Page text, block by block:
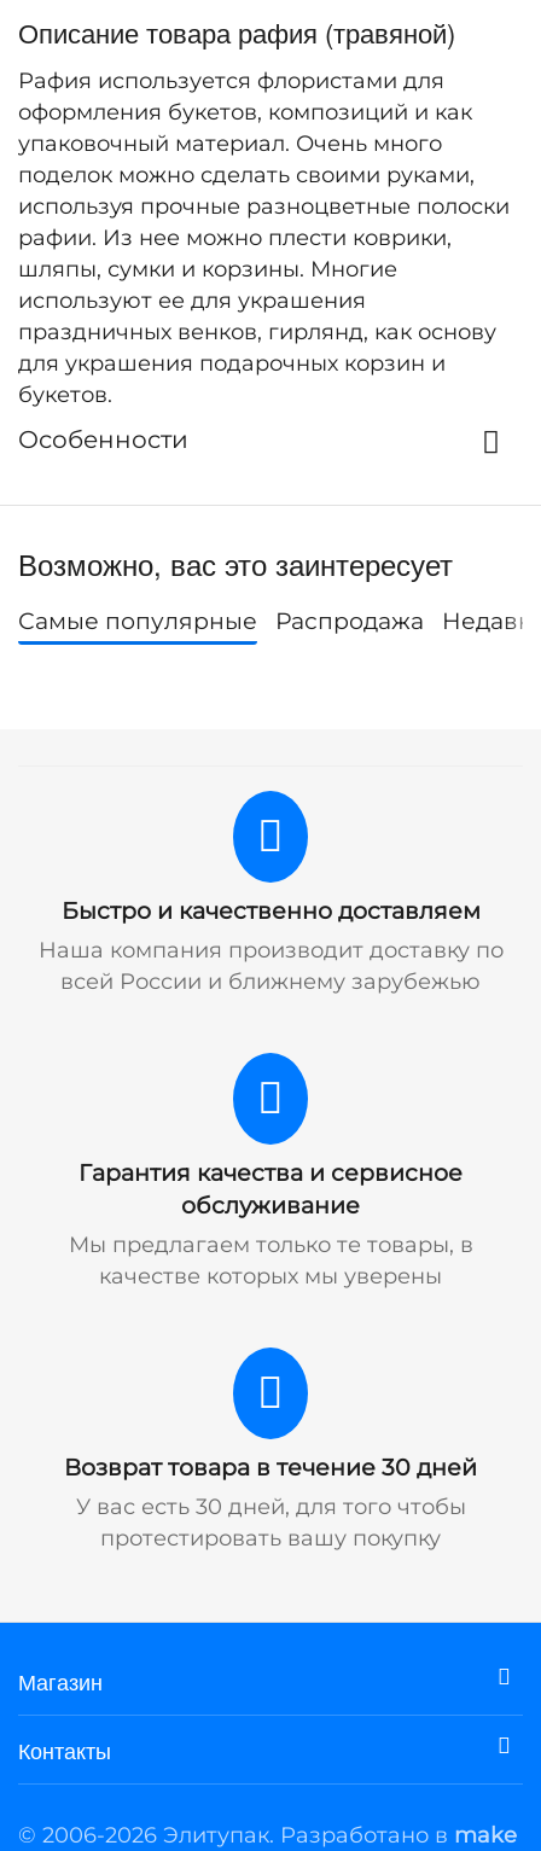
Описание товара рафия (травяной)
Рафия используется флористами для
оформления букетов, композиций и как
упаковочный материал. Очень много
поделок можно сделать своими руками,
используя прочные разноцветные полоски
рафии. Из нее можно плести коврики,
шляпы, сумки и корзины. Многие
используют ее для украшения
праздничных венков, гирлянд, как основу
для украшения подарочных корзин и
букетов.
Особенности
Возможно, вас это заинтересует
Самые популярные Распродажа
Быстро и качественно доставляем
Наша компания производит доставку по
всей России и ближнему зарубежью
Гарантия качества и сервисное
обслуживание
Мы предлагаем только те товары, в
качестве которых мы уверены
Возврат товара в течение 30 дней
У вас есть 30 дней, для того чтобы
протестировать вашу покупку
Магазин
Контакты
© 2006-2026 Элитупак. Разработано в make